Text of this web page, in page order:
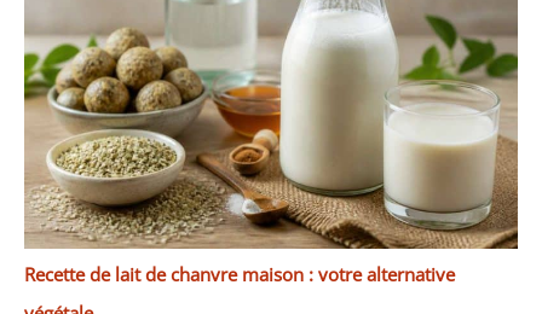
Recette de lait de chanvre maison : votre alternative